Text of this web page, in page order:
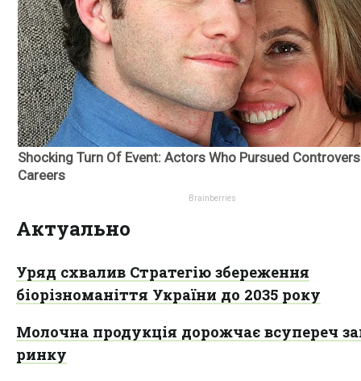
Актуально
Уряд схвалив Стратегію збереження
біорізноманіття України до 2035 року
Молочна продукція дорожчає всупереч
ринку